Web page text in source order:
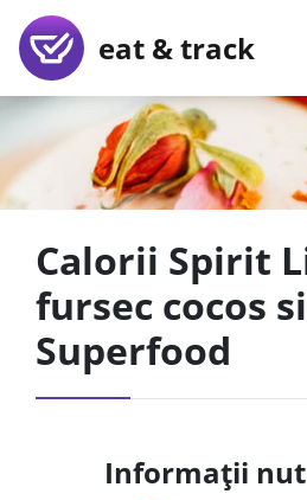
eat & track
Calorii Spirit
fursec cocos
Superfood
Informații